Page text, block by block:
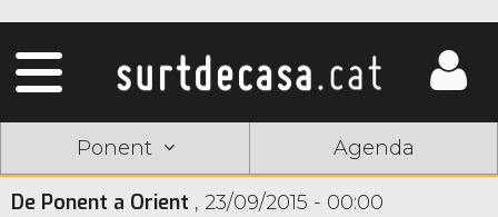
Ponent Agenda
De Ponent a Orient , 23/09/2015 - 00:00